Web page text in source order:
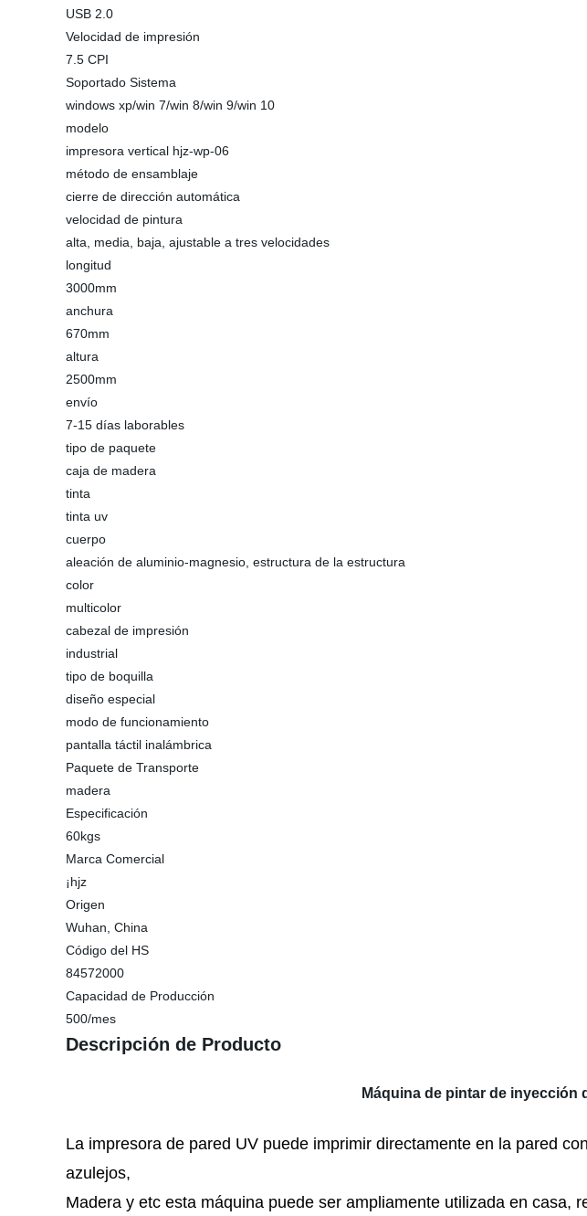
USB 2.0
Velocidad de impresión
7.5 CPI
Soportado Sistema
windows xp/win 7/win 8/win 9/win 10
modelo
impresora vertical hjz-wp-06
método de ensamblaje
cierre de dirección automática
velocidad de pintura
alta, media, baja, ajustable a tres velocidades
longitud
3000mm
anchura
670mm
altura
2500mm
envío
7-15 días laborables
tipo de paquete
caja de madera
tinta
tinta uv
cuerpo
aleación de aluminio-magnesio, estructura de la estructura
color
multicolor
cabezal de impresión
industrial
tipo de boquilla
diseño especial
modo de funcionamiento
pantalla táctil inalámbrica
Paquete de Transporte
madera
Especificación
60kgs
Marca Comercial
¡hjz
Origen
Wuhan, China
Código del HS
84572000
Capacidad de Producción
500/mes
Descripción de Producto
Máquina de pintar de inyección
La impresora de pared UV puede imprimir directamente en la pared
azulejos,
Madera y etc esta máquina puede ser ampliamente utilizada en casa,